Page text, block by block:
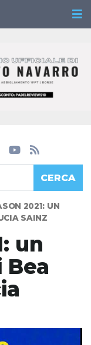
CERCA
2021: UN
SAINZ
un